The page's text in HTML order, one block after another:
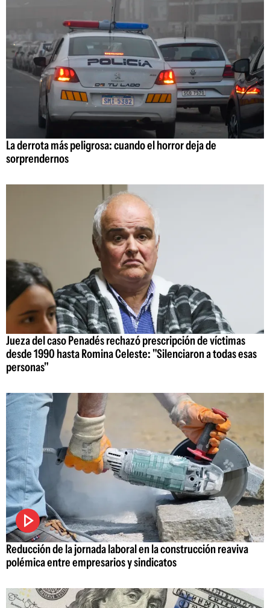
La derrota más peligrosa: cuando el horror deja de
sorprendernos
Jueza del caso Penadés rechazó prescripción de víctimas
desde 1990 hasta Romina Celeste: "Silenciaron a todas esas
personas"
Reducción de la jornada laboral en la construcción reaviva
polémica entre empresarios y sindicatos